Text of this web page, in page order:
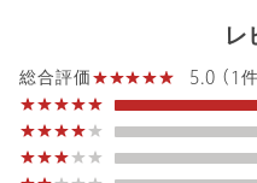
┗サイズご交換や商品不備に
※商品に「取り扱い上の注意書
場合は、使用前に必ずご確認く
※商品画像は、光の当たり具合
レ
総合評価
5.0 (1